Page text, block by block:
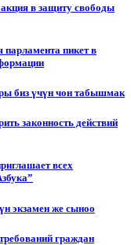
в защиту свободы
пикет в
биз үчүн чон табышмак
законность действий
всех
экзамен же сыноо
граждан